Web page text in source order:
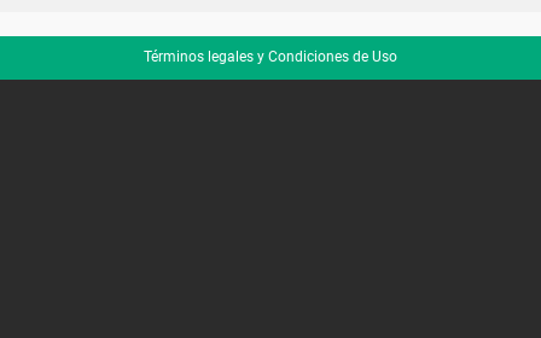
Términos legales y Condiciones de Uso